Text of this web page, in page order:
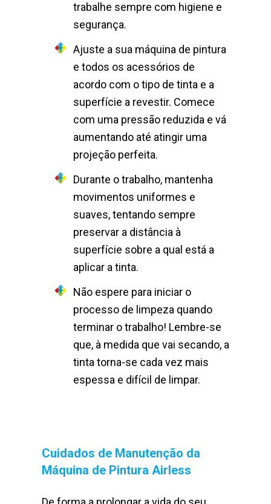
trabalhe sempre com higiene e
segurança.
Ajuste a sua máquina de pintura
e todos os acessórios de
acordo com o tipo de tinta e a
superfície a revestir. Comece
com uma pressão reduzida e vá
aumentando até atingir uma
projeção perfeita.
Durante o trabalho, mantenha
movimentos uniformes e
suaves, tentando sempre
preservar a distância à
superfície sobre a qual está a
aplicar a tinta.
Não espere para iniciar o
processo de limpeza quando
terminar o trabalho! Lembre-se
que, à medida que vai secando, a
tinta torna-se cada vez mais
espessa e difícil de limpar.
Cuidados de Manutenção da
Máquina de Pintura Airless